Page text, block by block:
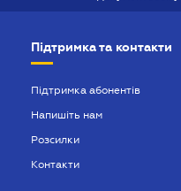
Підтримка та контакти
Підтримка абонентів
Напишіть нам
Розсилки
Контакти